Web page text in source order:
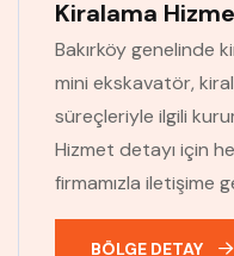
Kiralama
Bakırköy genelinde
mini ekskavatör,
süreçleriyle ilgili
Hizmet detayı için
firmamızla iletişime
BÖLGE DETAY